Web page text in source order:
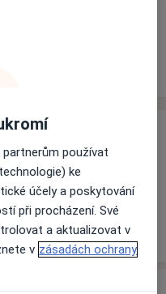
termín
nejsou k dispozici
žádné informace o
používat
ke
účely a poskytování
při procházení. Své
a aktualizovat v
v zásadách ochrany